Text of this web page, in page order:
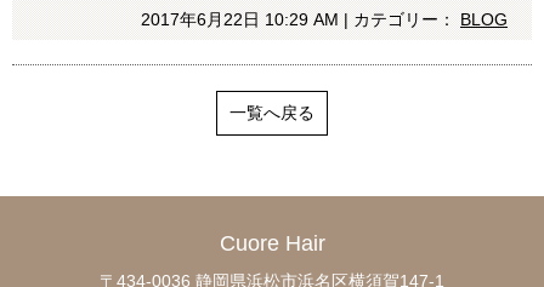
2017年6月22日 10:29 AM | カテゴリー：BLOG
一覧へ戻る
Cuore Hair
〒434-0036 静岡県浜松市浜名区横須賀147-1